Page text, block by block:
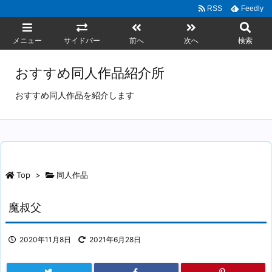
メニュー サイドバー 前へ 次へ 検索
RSS Feedly
おすすめ同人作品紹介所
おすすめ同人作品を紹介します
Top > 同人作品
魔叔父
2020年11月8日 2021年6月28日